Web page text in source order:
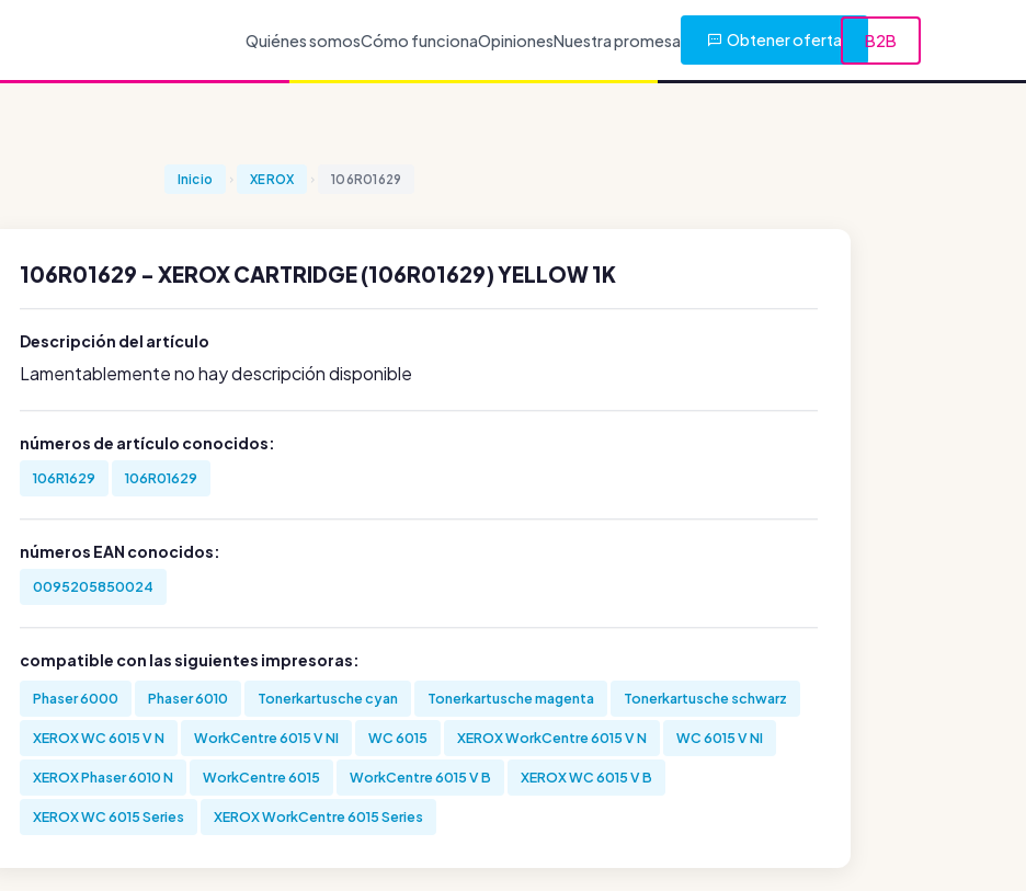
Quiénes somosCómo funcionaOpinionesNuestra promesa Obtener oferta B2B
Inicio XEROX 106R01629
106R01629 - XEROX CARTRIDGE (106R01629) YELLOW 1K
Descripción del artículo
Lamentablemente no hay descripción disponible
números de artículo conocidos:
106R1629 106R01629
números EAN conocidos:
0095205850024
compatible con las siguientes impresoras:
Phaser 6000 Phaser 6010 Tonerkartusche cyan Tonerkartusche magenta Tonerkartusche schwarz
XEROX WC 6015 V N WorkCentre 6015 V NI WC 6015 XEROX WorkCentre 6015 V N WC 6015 V NI
XEROX Phaser 6010 N WorkCentre 6015 WorkCentre 6015 V B XEROX WC 6015 V B
XEROX WC 6015 Series XEROX WorkCentre 6015 Series